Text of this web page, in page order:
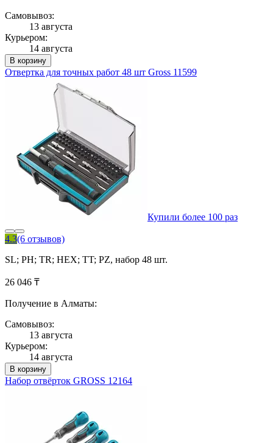
Самовывоз:
13 августа
Курьером:
14 августа
В корзину
Отвертка для точных работ 48 шт Gross 11599
Купили более 100 раз
4.3(6 отзывов)
SL; PH; TR; HEX; TT; PZ, набор 48 шт.
26 046 ₸
Получение в Алматы:
Самовывоз:
13 августа
Курьером:
14 августа
В корзину
Набор отвёрток GROSS 12164